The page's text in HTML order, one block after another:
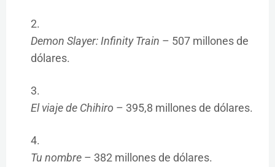
Demon Slayer: Infinity Train – 507 millones de
dólares.
El viaje de Chihiro – 395,8 millones de dólares.
Tu nombre – 382 millones de dólares.